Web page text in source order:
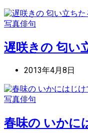
写真俳句
遅咲きの 匂い
2013年4月8日
写真俳句
春味の いかに